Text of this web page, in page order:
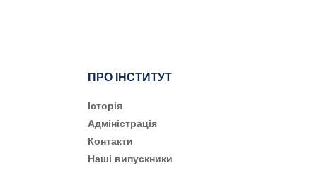
ПРО ІНСТИТУТ
Історія
Адміністрація
Контакти
Наші випускники